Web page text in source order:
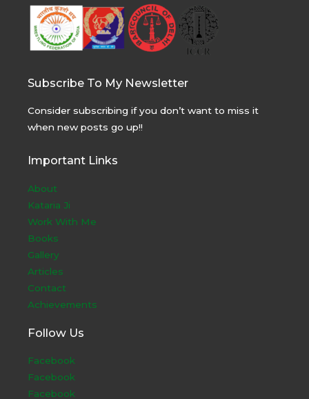
Subscribe To My Newsletter
Consider subscribing if you don’t want to miss it
when new posts go up!!
Important Links
About
Kataria Ji
Work With Me
Books
Gallery
Articles
Contact
Achievements
Follow Us
Facebook
Facebook
Facebook